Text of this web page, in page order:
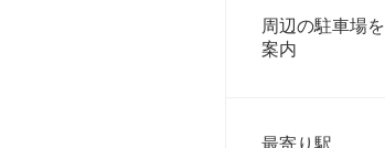
周辺の駐車場を
案内
最寄り駅